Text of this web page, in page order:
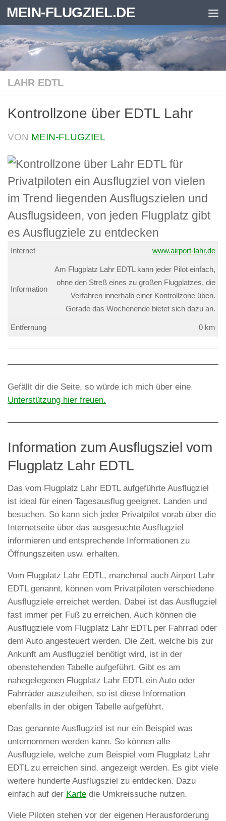
Zum Inhalt springen
MEIN-FLUGZIEL.DE
LAHR EDTL
Kontrollzone über EDTL Lahr
VON MEIN-FLUGZIEL
Internet www.airport-lahr.de
Information
Am Flugplatz Lahr EDTL kann jeder Pilot einfach,
ohne den Streß eines zu großen Flugplatzes, die
Verfahren innerhalb einer Kontrollzone üben.
Gerade das Wochenende bietet sich dazu an.
Entfernung 0 km
Gefällt dir die Seite, so würde ich mich über eine
Unterstützung hier freuen.
Information zum Ausflugsziel vom
Flugplatz Lahr EDTL
Das vom Flugplatz Lahr EDTL aufgeführte Ausflugziel
ist ideal für einen Tagesausflug geeignet. Landen und
besuchen. So kann sich jeder Privatpilot vorab über die
Internetseite über das ausgesuchte Ausflugziel
informieren und entsprechende Informationen zu
Öffnungszeiten usw. erhalten.
Vom Flugplatz Lahr EDTL, manchmal auch Airport Lahr
EDTL genannt, können vom Privatpiloten verschiedene
Ausflugziele erreichet werden. Dabei ist das Ausflugziel
fast immer per Fuß zu erreichen. Auch können die
Ausflugziele vom Flugplatz Lahr EDTL per Fahrrad oder
dem Auto angesteuert werden. Die Zeit, welche bis zur
Ankunft am Ausflugziel benötigt wird, ist in der
obenstehenden Tabelle aufgeführt. Gibt es am
nahegelegenen Flugplatz Lahr EDTL ein Auto oder
Fahrräder auszuleihen, so ist diese Information
ebenfalls in der obigen Tabelle aufgeführt.
Das genannte Ausflugziel ist nur ein Beispiel was
unternommen werden kann. So können alle
Ausflugziele, welche zum Beispiel vom Flugplatz Lahr
EDTL zu erreichen sind, angezeigt werden. Es gibt viele
weitere hunderte Ausflugsziel zu entdecken. Dazu
einfach auf der Karte die Umkreissuche nutzen.
Viele Piloten stehen vor der eigenen Herausforderung